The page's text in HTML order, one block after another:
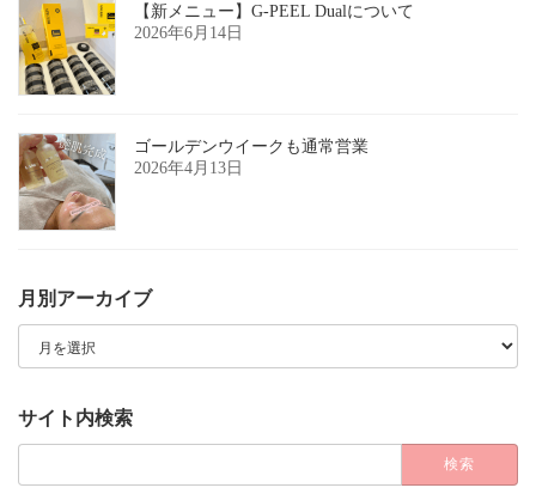
【新メニュー】G-PEEL Dualについて
2026年6月14日
ゴールデンウイークも通常営業
2026年4月13日
月別アーカイブ
月
イ
ブ
サイト内検索
検